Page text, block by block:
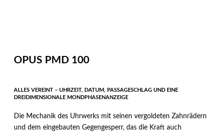
OPUS PMD 100
ALLES VEREINT – UHRZEIT, DATUM, PASSAGESCHLAG UND EINE
DREIDIMENSIONALE MONDPHASENANZEIGE
Die Mechanik des Uhrwerks mit seinen vergoldeten Zahnrädern
und dem eingebauten Gegengesperr, das die Kraft auch